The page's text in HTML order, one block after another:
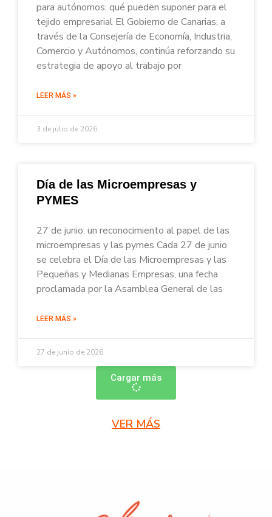
para autónomos: qué pueden suponer para el
tejido empresarial El Gobierno de Canarias, a
través de la Consejería de Economía, Industria,
Comercio y Autónomos, continúa reforzando su
estrategia de apoyo al trabajo por
LEER MÁS »
3 de julio de 2026
Día de las Microempresas y
PYMES
27 de junio: un reconocimiento al papel de las
microempresas y las pymes Cada 27 de junio
se celebra el Día de las Microempresas y las
Pequeñas y Medianas Empresas, una fecha
proclamada por la Asamblea General de las
LEER MÁS »
27 de junio de 2026
Cargar más
VER MÁS